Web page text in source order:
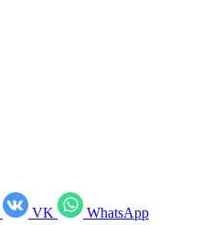
VK WhatsApp